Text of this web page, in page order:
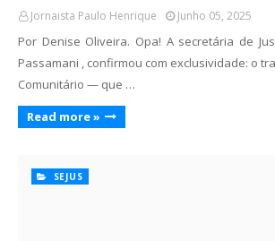
Jornaista Paulo Henrique Junho 05, 2025
Por Denise Oliveira. Opa! A secretária de
Passamani , confirmou com exclusividade: o
Comunitário — que …
Read more »
SEJUS